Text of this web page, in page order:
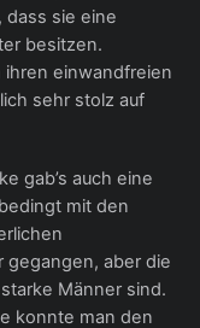
dass sie eine
besitzen.
ihren einwandfreien
sehr stolz auf
gab’s auch eine
mit den
gegangen, aber die
Männer sind.
konnte man den